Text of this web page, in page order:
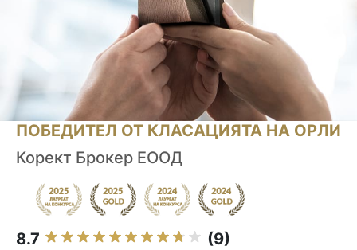
ПОБЕДИТЕЛ ОТ КЛАСАЦИЯТА НА ОРЛИ
Корект Брокер ЕООД
8.7 (9)